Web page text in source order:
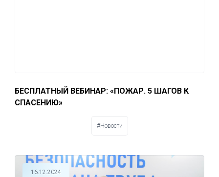
БЕСПЛАТНЫЙ ВЕБИНАР: «ПОЖАР. 5 ШАГОВ К
СПАСЕНИЮ»
#Новости
16.12.2024